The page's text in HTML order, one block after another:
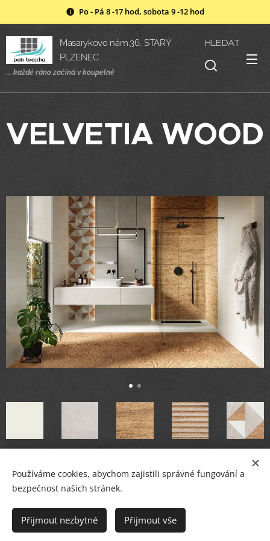
Po - Pá 8 -17 hod, sobota 9 -12 hod
Masarykovo nám.36, STARÝ
PLZENEC
... každé ráno začíná v koupelně
HLEDAT
VELVETIA WOOD
© PETR BREJCHA
OBKLADY, DLAŽBY, KOUPELNY, Masarykovo nám.36, Starý Plzenec
Cookies
Používáme cookies, abychom zajistili správné fungování a
bezpečnost našich stránek.
Přijmout nezbytné Přijmout vše